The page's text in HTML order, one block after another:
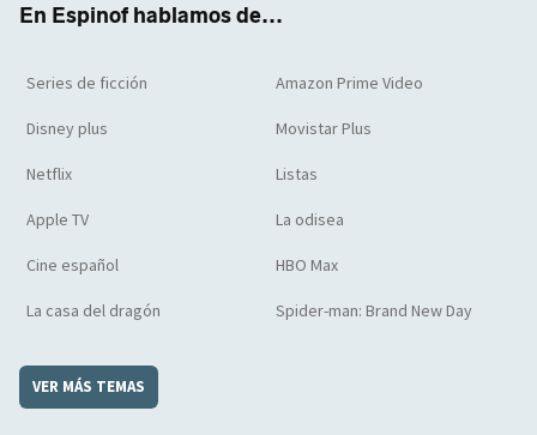
En Espinof hablamos de...
Series de ficción Amazon Prime Video
Disney plus Movistar Plus
Netflix Listas
Apple TV La odisea
Cine español HBO Max
La casa del dragón Spider-man: Brand New Day
VER MÁS TEMAS